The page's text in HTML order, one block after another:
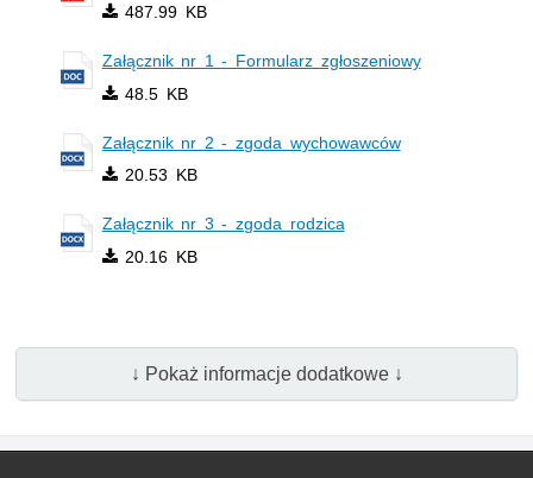
487.99 KB
Załącznik nr 1 - Formularz zgłoszeniowy
48.5 KB
Załącznik nr 2 - zgoda wychowawców
20.53 KB
Załącznik nr 3 - zgoda rodzica
20.16 KB
↓ Pokaż informacje dodatkowe ↓